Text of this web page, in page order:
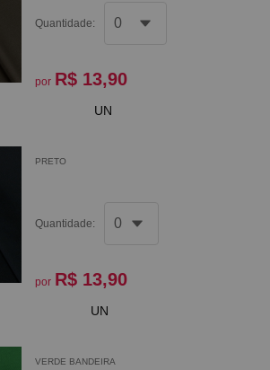
Quantidade:
por R$ 13,90
UN
PRETO
Quantidade:
por R$ 13,90
UN
VERDE BANDEIRA